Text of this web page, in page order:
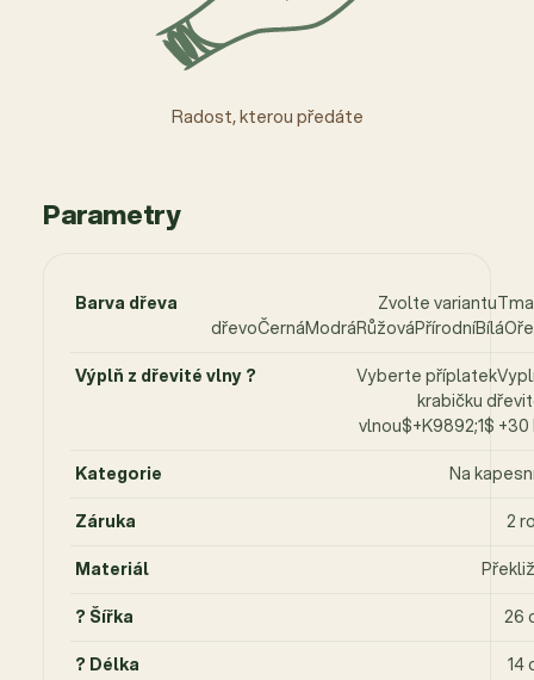
Radost, kterou předáte
Parametry
Barva dřeva
Zvolte
Výplň z dřevité vlny ?
Vyberte
krabičku
vlnou$+K9892;1$ +30
Kategorie
Na
Záruka
2
Materiál
? Šířka
26
? Délka
14